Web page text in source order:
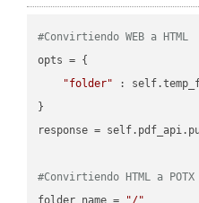
#Convirtiendo WEB a HTML
opts = {
"folder" :
}
response =
#Convirtiendo HTML a POTX
folder_name =
"/"